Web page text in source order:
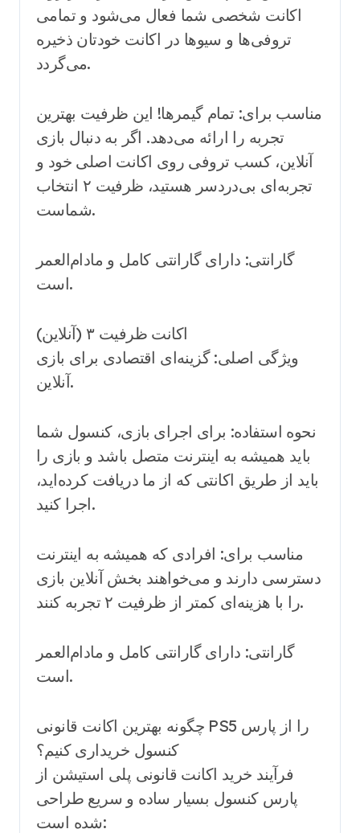
اکانت شخصی شما فعال می‌شود و تمامی
تروفی‌ها و سیوها در اکانت خودتان ذخیره
می‌گردد.
مناسب برای: تمام گیمرها! این ظرفیت بهترین
تجربه را ارائه می‌دهد. اگر به دنبال بازی
آنلاین، کسب تروفی روی اکانت اصلی خود و
تجربه‌ای بی‌دردسر هستید، ظرفیت ۲ انتخاب
شماست.
گارانتی: دارای گارانتی کامل و مادام‌العمر
است.
اکانت ظرفیت ۳ (آنلاین)
ویژگی اصلی: گزینه‌ای اقتصادی برای بازی
آنلاین.
نحوه استفاده: برای اجرای بازی، کنسول شما
باید همیشه به اینترنت متصل باشد و بازی را
باید از طریق اکانتی که از ما دریافت کرده‌اید،
اجرا کنید.
مناسب برای: افرادی که همیشه به اینترنت
دسترسی دارند و می‌خواهند بخش آنلاین بازی
را با هزینه‌ای کمتر از ظرفیت ۲ تجربه کنند.
گارانتی: دارای گارانتی کامل و مادام‌العمر
است.
چگونه بهترین اکانت قانونی PS5 را از پارس
کنسول خریداری کنیم؟
فرآیند خرید اکانت قانونی پلی استیشن از
پارس کنسول بسیار ساده و سریع طراحی
شده است: